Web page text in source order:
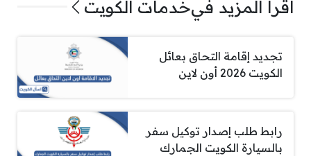
اقرأ المزيد فيخدمات الكويت
تجديد إقامة التحاق بعائل
الكويت 2026 أون لاين
رابط طلب إصدار توكيل سفر
بالسيارة الكويت الجمارك